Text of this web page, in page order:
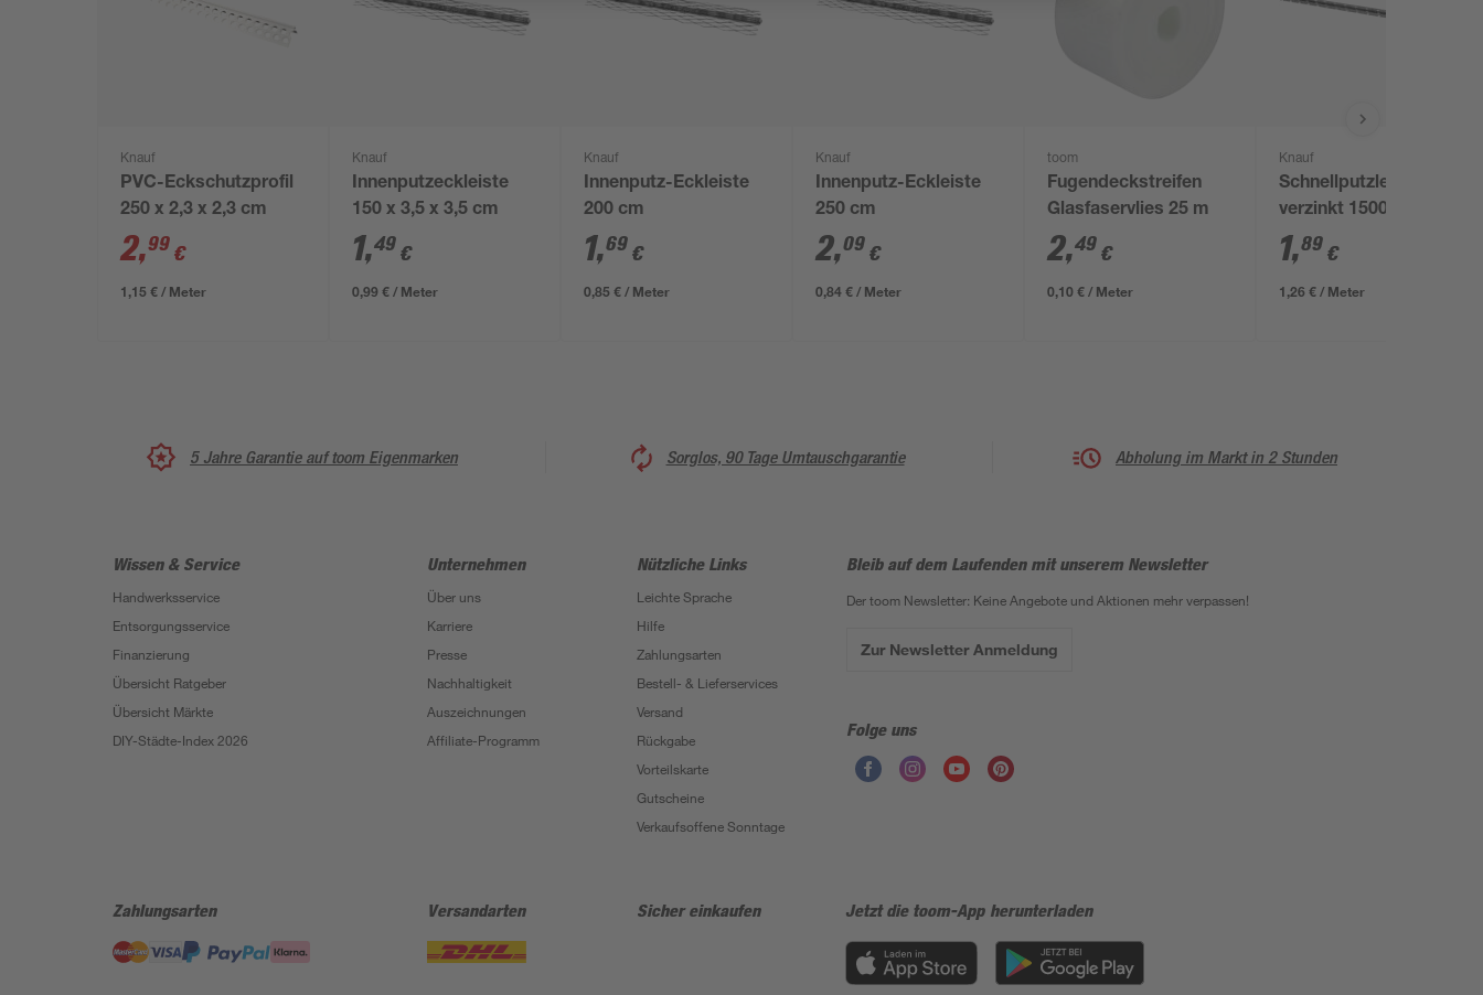
Knauf
PVC-Eckschutzprofil
250 x 2,3 x 2,3 cm
2,99 €
1,15 € / Meter
Knauf
Innenputzeckleiste
150 x 3,5 x 3,5 cm
1,49 €
0,99 € / Meter
Knauf
Innenputz-Eckleiste
200 cm
1,69 €
0,85 € / Meter
Knauf
Innenputz-Eckleiste
250 cm
2,09 €
0,84 € / Meter
toom
Fugendeckstreifen
Glasfaservlies 25 m
2,49 €
0,10 € / Meter
Knauf
Schnellputzleiste
verzinkt 1500 x 20 x 6
mm
1,89 €
1,26 € / Meter
5 Jahre Garantie auf toom Eigenmarken Sorglos, 90 Tage Umtauschgarantie Abholung im Markt in 2 Stunden
Wissen & Service
Handwerksservice
Entsorgungsservice
Finanzierung
Übersicht Ratgeber
Übersicht Märkte
DIY-Städte-Index 2026
Unternehmen
Über uns
Karriere
Presse
Nachhaltigkeit
Auszeichnungen
Affiliate-Programm
Nützliche Links
Leichte Sprache
Hilfe
Zahlungsarten
Bestell- & Lieferservices
Versand
Rückgabe
Vorteilskarte
Gutscheine
Verkaufsoffene Sonntage
Bleib auf dem Laufenden mit unserem Newsletter
Der toom Newsletter: Keine Angebote und Aktionen mehr verpassen!
Zur Newsletter Anmeldung
Folge uns
Zahlungsarten Versandarten Sicher einkaufen Jetzt die toom-App herunterladen